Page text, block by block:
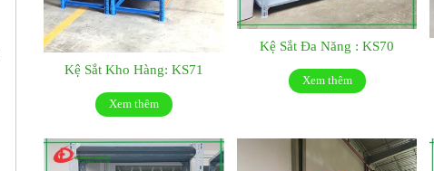
Kệ Sắt Kho Hàng: KS71
Xem thêm
Kệ Sắt Đa Năng : KS70
Xem thêm